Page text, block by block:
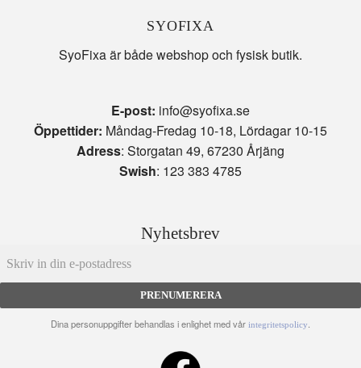
SYOFIXA
SyoFixa är både webshop och fysisk butik.
E-post: info@syofixa.se
Öppettider: Måndag-Fredag 10-18, Lördagar 10-15
Adress: Storgatan 49, 67230 Årjäng
Swish: 123 383 4785
Nyhetsbrev
PRENUMERERA
Dina personuppgifter behandlas i enlighet med vår integritetspolicy